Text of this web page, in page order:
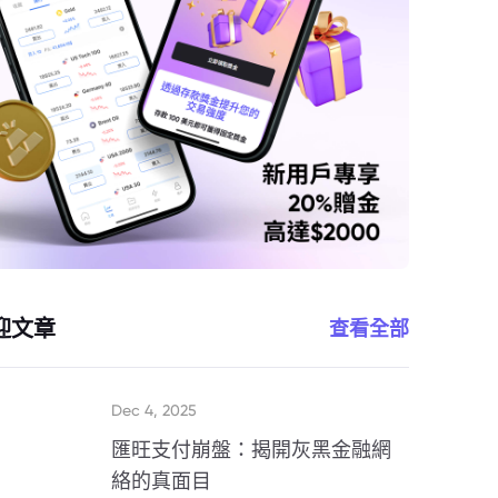
文章 查看全部
Dec 4, 2025
匯旺支付崩盤：揭開灰黑金融網
絡的真面目